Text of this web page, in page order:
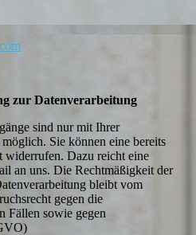
zur Datenverarbeitung
sind nur mit Ihrer
Sie können eine bereits
Dazu reicht eine
an uns. Die Rechtmäßigkeit der
bleibt vom
gegen die
Fällen sowie gegen